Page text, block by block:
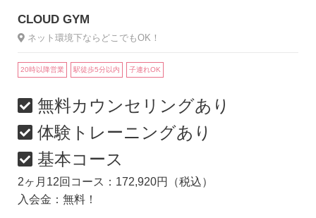
CLOUD GYM
ネット環境下ならどこでもOK！
20時以降営業 駅徒歩5分以内 子連れOK
無料カウンセリングあり
体験トレーニングあり
基本コース
2ヶ月12回コース：172,920円（税込）
入会金：無料！